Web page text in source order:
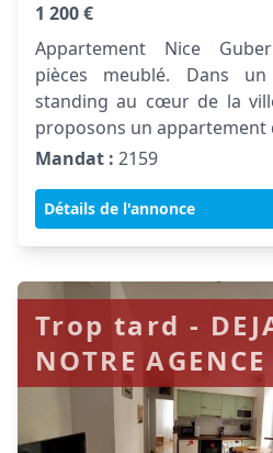
1 200 €
Appartement Nice
pièces meublé. Dans
standing au cœur de la
proposons un appartement
Mandat : 2159
Détails de l'annonce
Trop tard -
NOTRE AGENCE